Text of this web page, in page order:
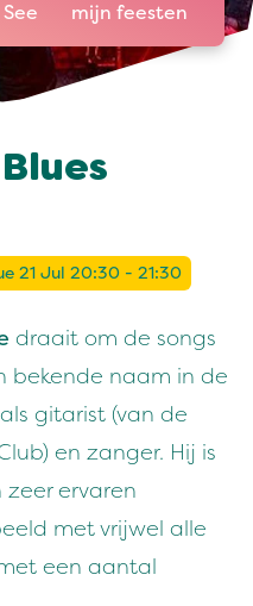
mijn feesten
21 Jul 20:30 - 21:30
draait om de songs
bekende naam in de
gitarist (van de
en zanger. Hij is
ervaren
met vrijwel alle
een aantal